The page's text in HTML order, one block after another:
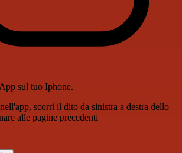
sul tuo Iphone.
scorri il dito da sinistra a destra dello
alle pagine precedenti